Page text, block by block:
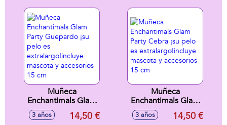
accesorios 15 cm
Muñeca
Enchantimals Glam
Party Guepardo ¡su
pelo es
3 años 14,50 €
Muñeca
Enchantimals Glam
Party Cebra ¡su
pelo es
3 años 14,50 €